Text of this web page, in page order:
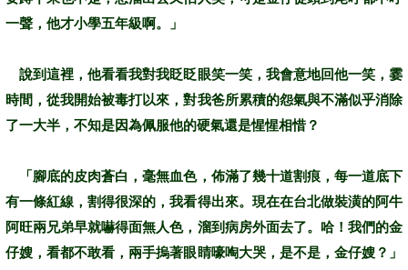
一聲，他才小學五年級啊。」
說到這裡，他看看我對我眨眨眼笑一笑，我會意地回他一笑，霎
時間，從我開始被毒打以來，對我爸所累積的怨氣與不滿似乎消除
了一大半，不知是因為佩服他的硬氣還是惺惺相惜？
「腳底的皮肉蒼白，毫無血色，佈滿了幾十道割痕，每一道底下
有一條紅線，割得很深的，我看得出來。現在在台北做裝潢的阿牛
阿旺兩兄弟早就嚇得面無人色，溜到病房外面去了。哈！我們的金
仔嫂，看都不敢看，兩手摀著眼睛嚎啕大哭，是不是，金仔嫂？」